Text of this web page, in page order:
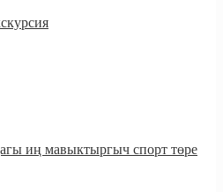
иң мавыктыргыч спорт төре